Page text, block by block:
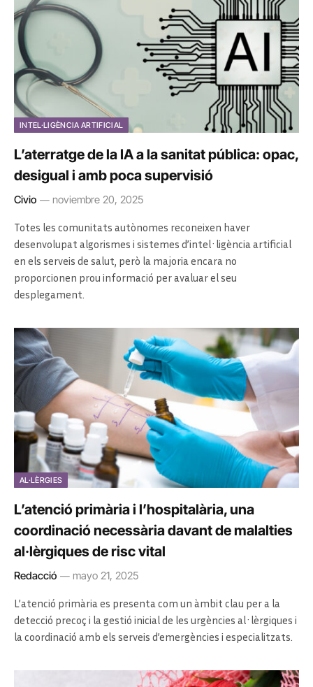
INTEL·LIGÈNCIA ARTIFICIAL
L’aterratge de la IA a la sanitat pública: opac,
desigual i amb poca supervisió
Civio noviembre 20, 2025
Totes les comunitats autònomes reconeixen haver
desenvolupat algorismes i sistemes d’intel·ligència artificial
en els serveis de salut, però la majoria encara no
proporcionen prou informació per avaluar el seu
desplegament.
AL·LÈRGIES
L’atenció primària i l’hospitalària, una
coordinació necessària davant de malalties
al·lèrgiques de risc vital
Redacció mayo 21, 2025
L’atenció primària es presenta com un àmbit clau per a la
detecció precoç i la gestió inicial de les urgències al·lèrgiques i
la coordinació amb els serveis d’emergències i especialitzats.